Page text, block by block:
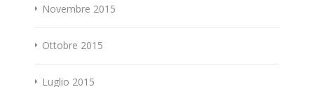
Novembre 2015
Ottobre 2015
Luglio 2015